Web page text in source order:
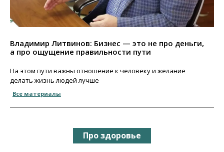
Владимир Литвинов: Бизнес — это не про деньги,
а про ощущение правильности пути
На этом пути важны отношение к человеку и желание
делать жизнь людей лучше
Все материалы
Про здоровье